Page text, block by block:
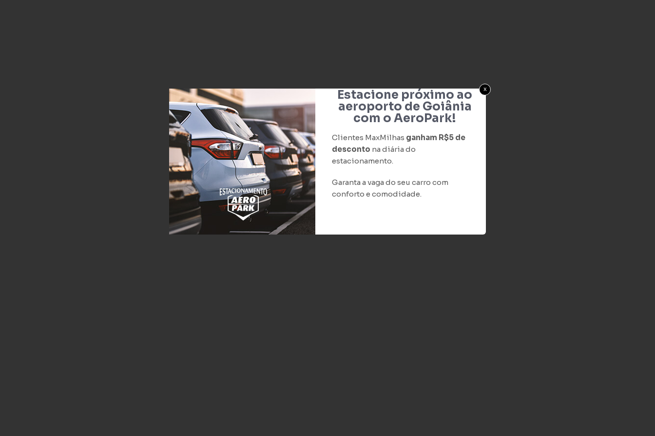
Estacione próximo ao
aeroporto de Goiânia
com o AeroPark!
Clientes MaxMilhas ganham R$5 de
desconto na diária do
estacionamento.
Garanta a vaga do seu carro com
conforto e comodidade.
x